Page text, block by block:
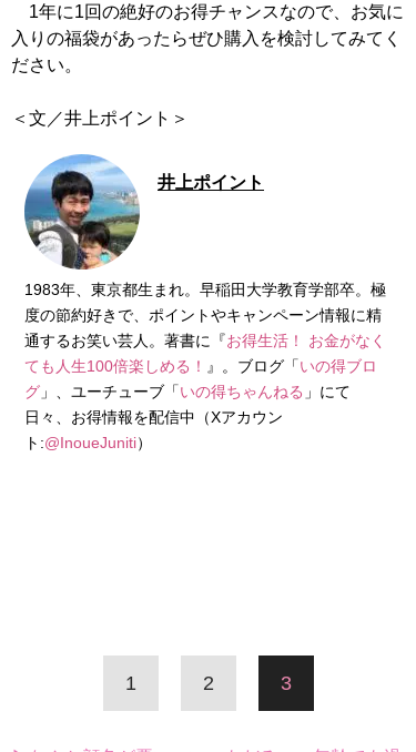
1年に1回の絶好のお得チャンスなので、お気に
入りの福袋があったらぜひ購入を検討してみてく
ださい。
＜文／井上ポイント＞
井上ポイント
1983年、東京都生まれ。早稲田大学教育学部卒。極
度の節約好きで、ポイントやキャンペーン情報に精
通するお笑い芸人。著書に『お得生活！ お金がなく
ても人生100倍楽しめる！ 』。ブログ「いの得ブロ
グ 」、ユーチューブ「いの得ちゃんねる 」にて
日々、お得情報を配信中（Xアカウン
ト:@InoueJuniti）
1 2 3